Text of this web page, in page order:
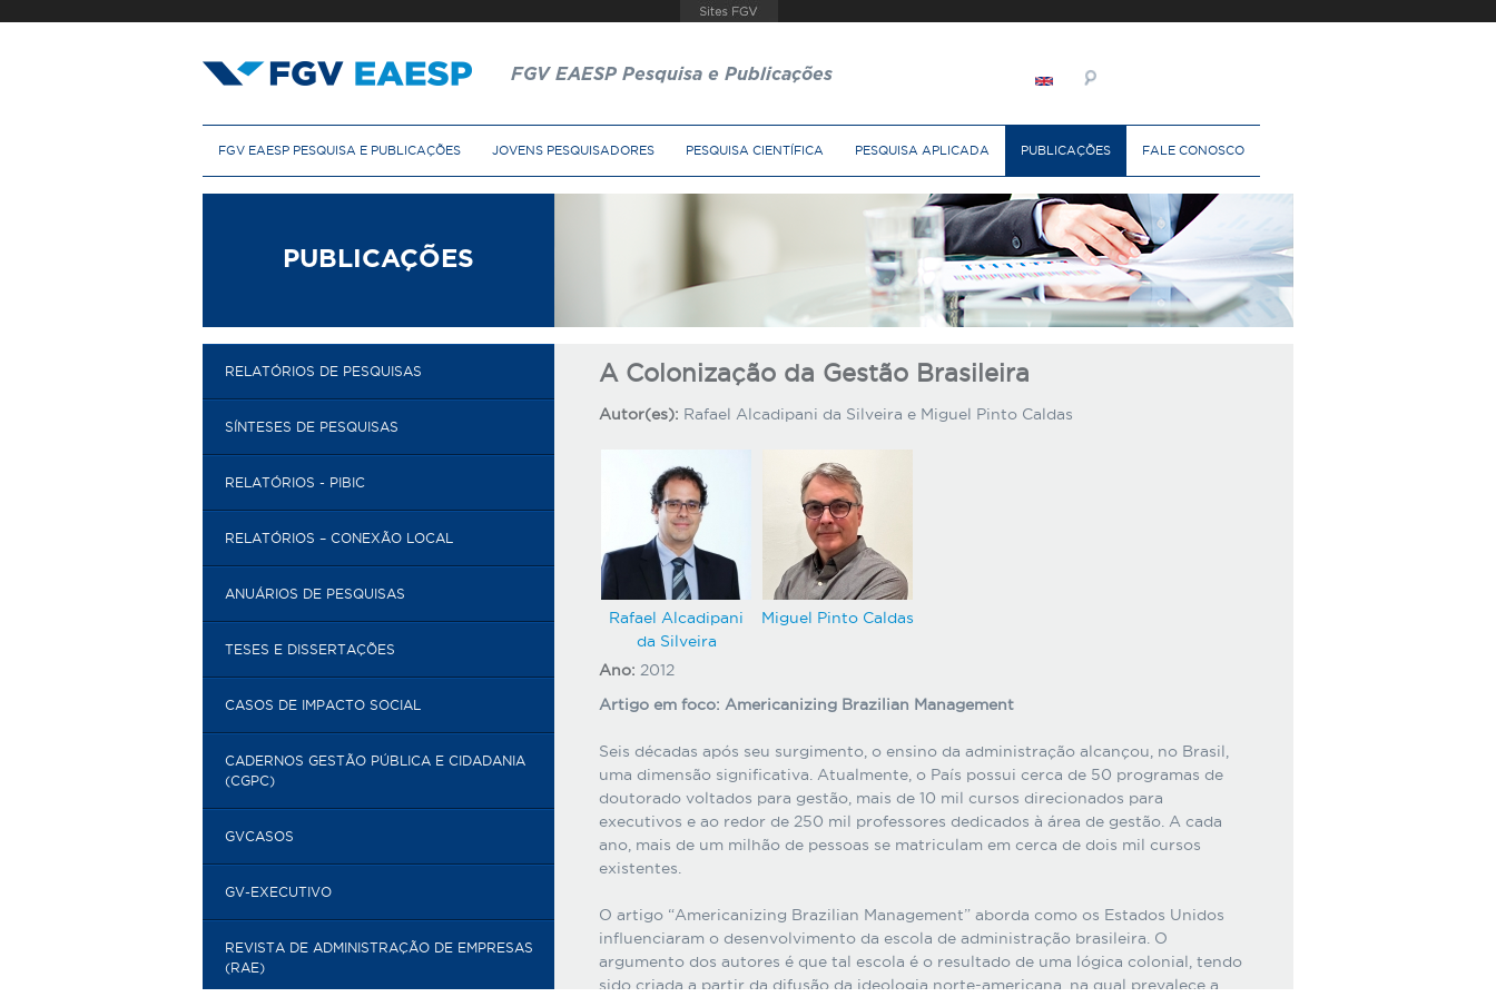
FGV EAESP Pesquisa e Publicações
n
c
i
a
FGV EAESP PESQUISA E PUBLICAÇÕES JOVENS PESQUISADORES PESQUISA CIENTÍFICA PESQUISA APLICADA PUBLICAÇÕES FALE CONOSCO
PUBLICAÇÕES
A Colonização da Gestão Brasileira
Autor(es): Rafael Alcadipani da Silveira e Miguel Pinto Caldas
Rafael Alcadipani
da Silveira
Miguel Pinto Caldas
Ano: 2012
Artigo em foco: Americanizing Brazilian Management
Seis décadas após seu surgimento, o ensino da administração alcançou, no Brasil,
uma dimensão significativa. Atualmente, o País possui cerca de 50 programas de
doutorado voltados para gestão, mais de 10 mil cursos direcionados para
executivos e ao redor de 250 mil professores dedicados à área de gestão. A cada
ano, mais de um milhão de pessoas se matriculam em cerca de dois mil cursos
existentes.
O artigo “Americanizing Brazilian Management” aborda como os Estados Unidos
influenciaram o desenvolvimento da escola de administração brasileira. O
argumento dos autores é que tal escola é o resultado de uma lógica colonial, tendo
sido criada a partir da difusão da ideologia norte-americana, na qual prevalece a
RELATÓRIOS DE PESQUISAS
SÍNTESES DE PESQUISAS
RELATÓRIOS - PIBIC
RELATÓRIOS – CONEXÃO LOCAL
ANUÁRIOS DE PESQUISAS
TESES E DISSERTAÇÕES
CASOS DE IMPACTO SOCIAL
CADERNOS GESTÃO PÚBLICA E CIDADANIA
(CGPC)
GVCASOS
GV-EXECUTIVO
REVISTA DE ADMINISTRAÇÃO DE EMPRESAS
(RAE)